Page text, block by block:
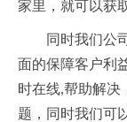
家里，就可以获
同时我们公
面的保障客户利
时在线,帮助解决
题，同时我们可